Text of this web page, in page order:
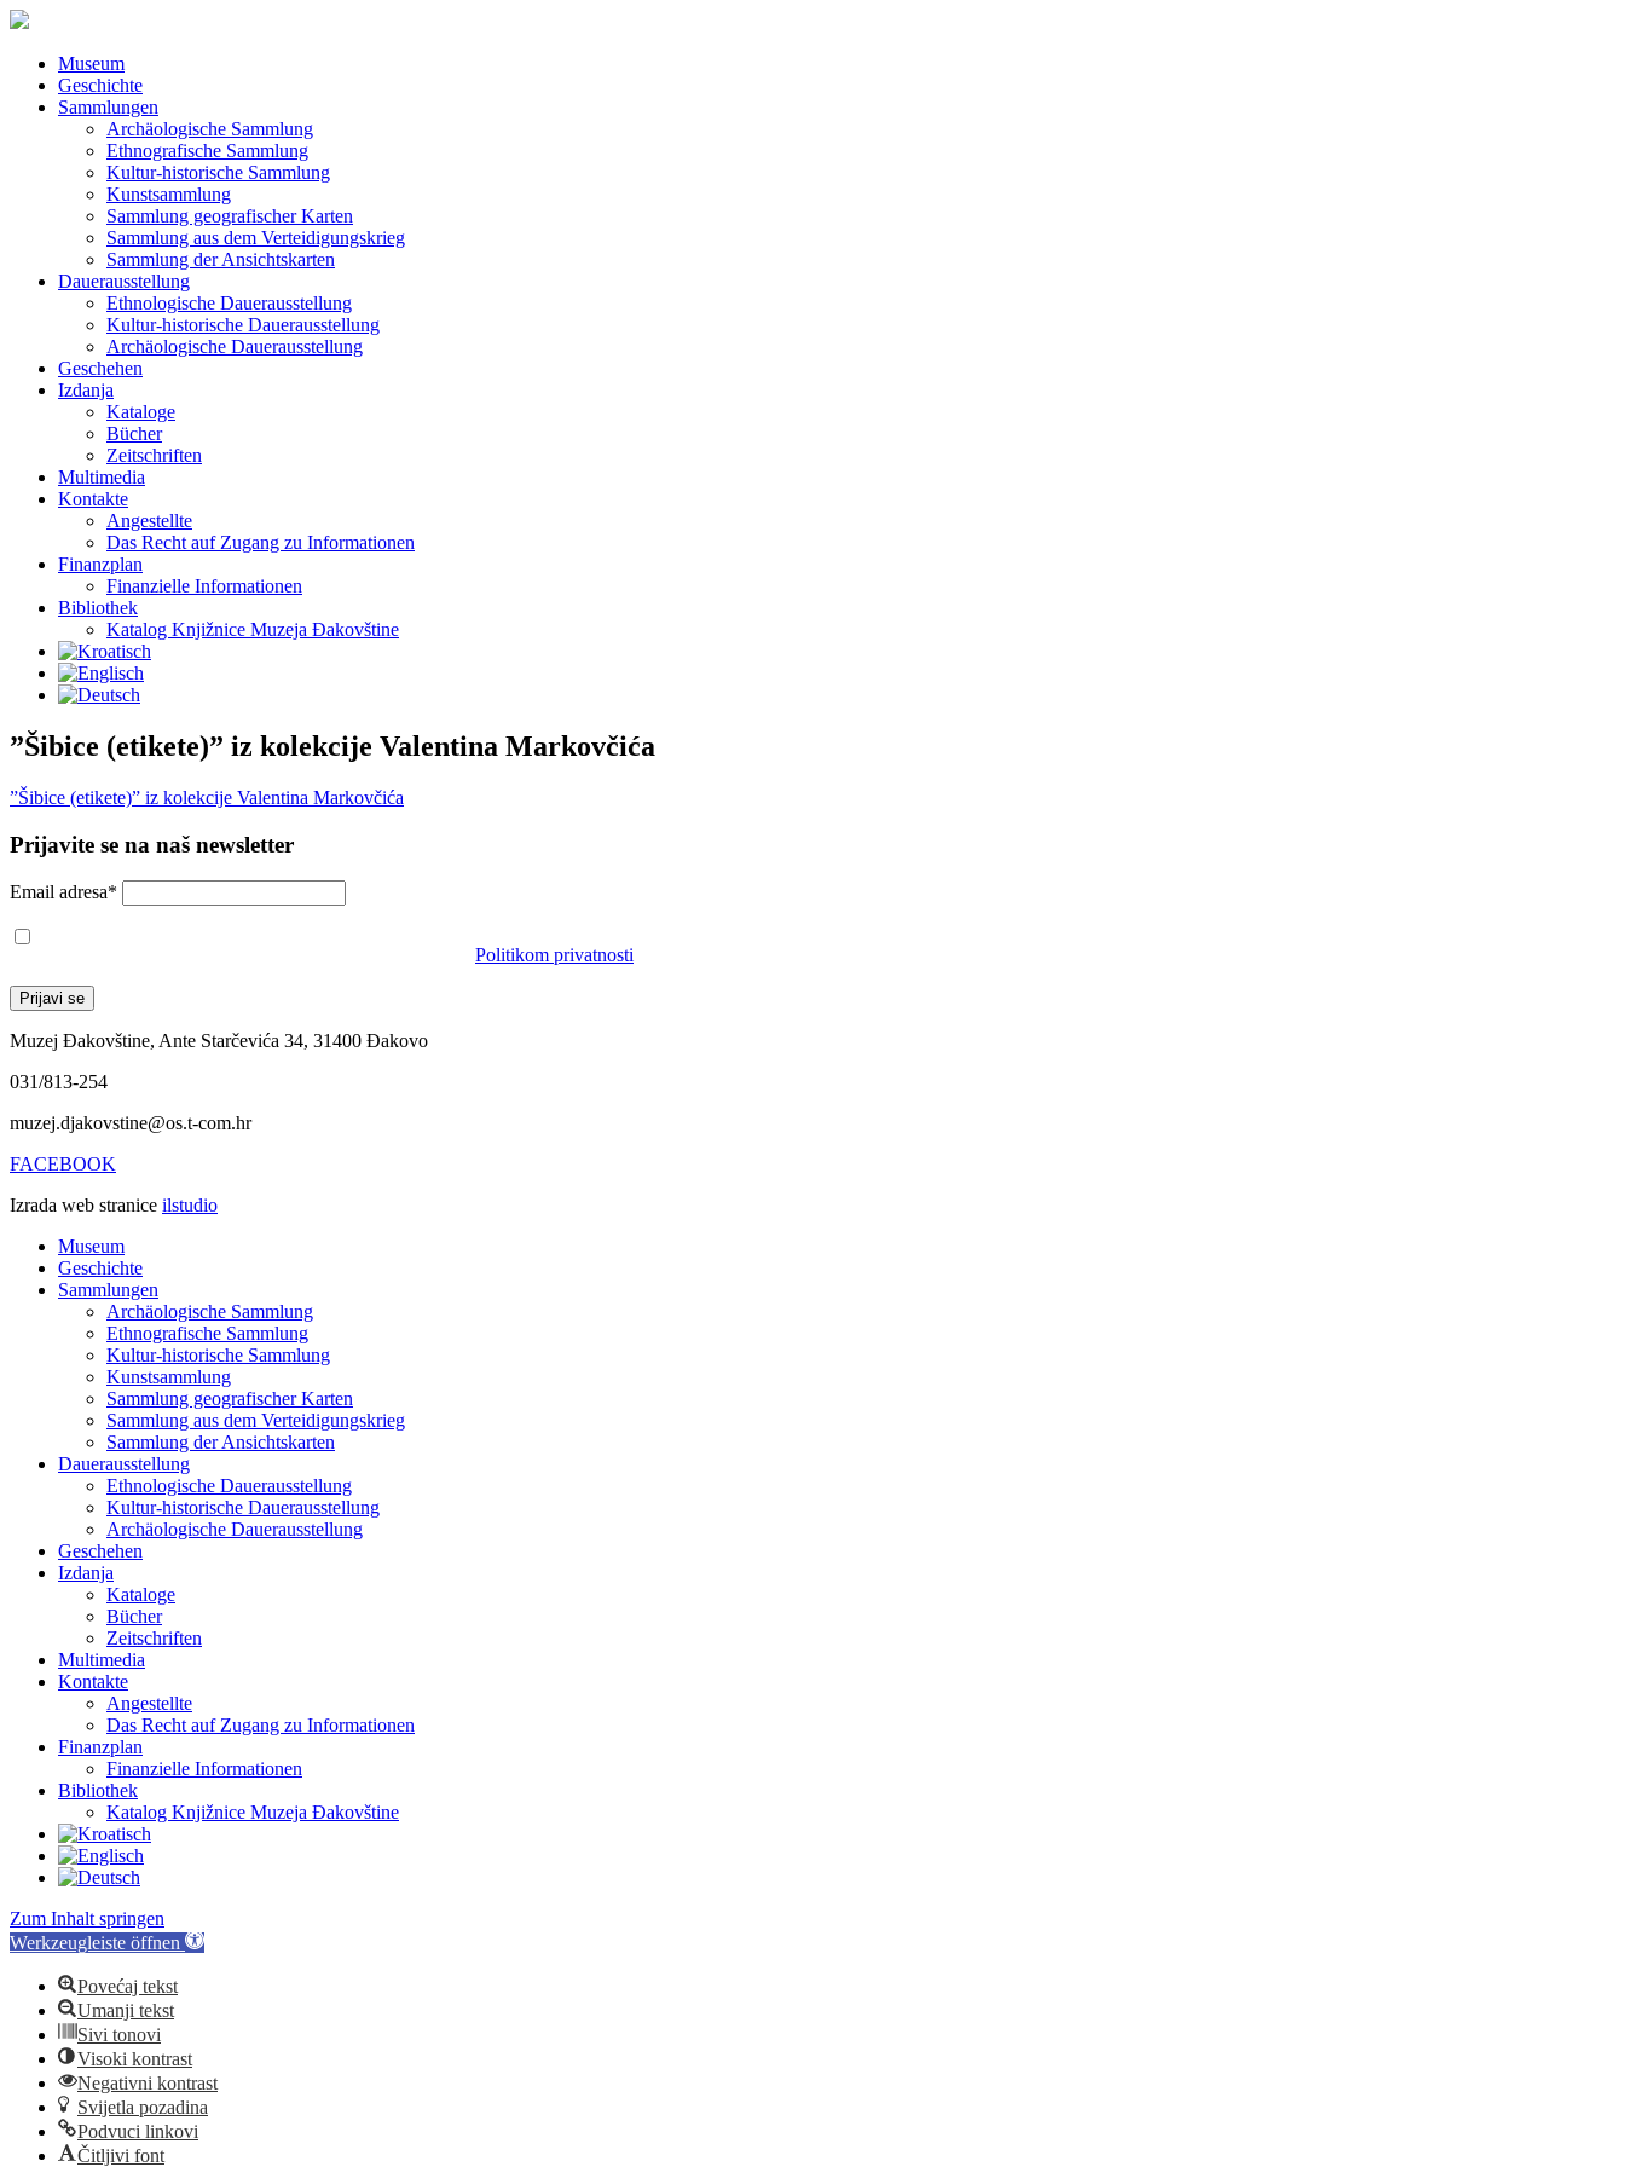
Museum
Geschichte
Sammlungen
Archäologische Sammlung
Ethnografische Sammlung
Kultur-historische Sammlung
Kunstsammlung
Sammlung geografischer Karten
Sammlung aus dem Verteidigungskrieg
Sammlung der Ansichtskarten
Dauerausstellung
Ethnologische Dauerausstellung
Kultur-historische Dauerausstellung
Archäologische Dauerausstellung
Geschehen
Izdanja
Kataloge
Bücher
Zeitschriften
Multimedia
Kontakte
Angestellte
Das Recht auf Zugang zu Informationen
Finanzplan
Finanzielle Informationen
Bibliothek
Katalog Knjižnice Muzeja Đakovštine
”Šibice (etikete)” iz kolekcije Valentina Markovčića
”Šibice (etikete)” iz kolekcije Valentina Markovčića
Prijavite se na naš newsletter
Email adresa*
Politikom privatnosti
Muzej Đakovštine, Ante Starčevića 34, 31400 Đakovo
031/813-254
muzej.djakovstine@os.t-com.hr
FACEBOOK
Izrada web stranice ilstudio
Museum
Geschichte
Sammlungen
Archäologische Sammlung
Ethnografische Sammlung
Kultur-historische Sammlung
Kunstsammlung
Sammlung geografischer Karten
Sammlung aus dem Verteidigungskrieg
Sammlung der Ansichtskarten
Dauerausstellung
Ethnologische Dauerausstellung
Kultur-historische Dauerausstellung
Archäologische Dauerausstellung
Geschehen
Izdanja
Kataloge
Bücher
Zeitschriften
Multimedia
Kontakte
Angestellte
Das Recht auf Zugang zu Informationen
Finanzplan
Finanzielle Informationen
Bibliothek
Katalog Knjižnice Muzeja Đakovštine
Zum Inhalt springen
Werkzeugleiste öffnen
Povećaj tekst
Umanji tekst
Sivi tonovi
Visoki kontrast
Negativni kontrast
Svijetla pozadina
Podvuci linkovi
Čitljivi font